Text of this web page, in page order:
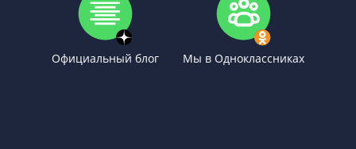
Официальный блог Мы в Одноклассниках